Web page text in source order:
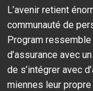
L’avenir retient
communauté de
Program ressemble
d’assurance avec
de s’intégrer avec
miennes leur